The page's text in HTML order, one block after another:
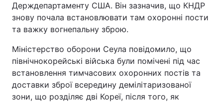
Техно і зв'язок Лайт
Зброя Інциденти
Здоров'я Туризм
Цікавинки Погода
Регіони
Держдепартаменту США. Він зазначив, що КНДР
знову почала встановлювати там охоронні пости
та важку вогнепальну зброю.
Міністерство оборони Сеула повідомило, що
північнокорейські війська були помічені під час
встановлення тимчасових охоронних постів та
доставки зброї всередину демілітаризованої
зони, що розділяє дві Кореї, після того, як